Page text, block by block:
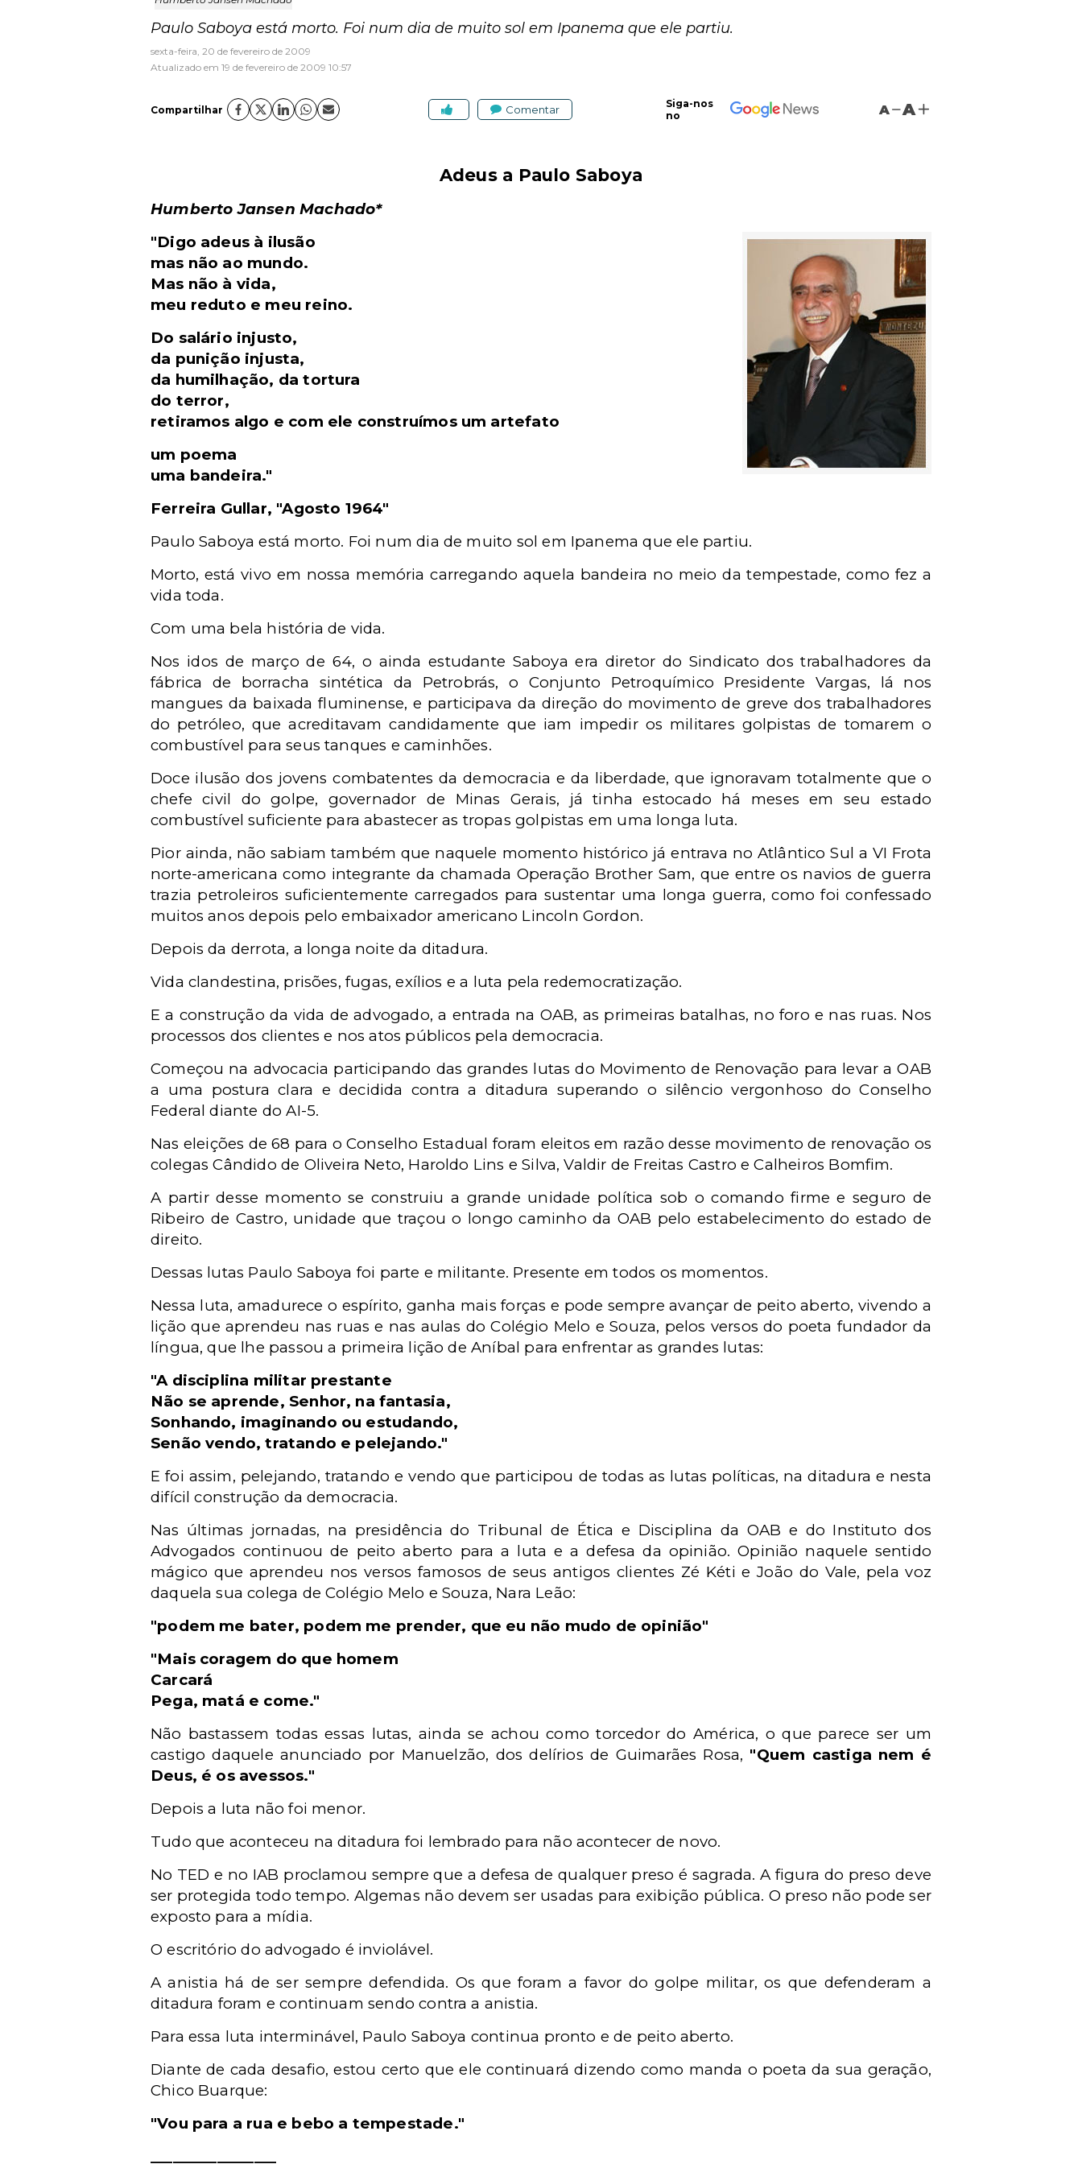
Paulo Saboya está morto. Foi num dia de muito sol em Ipanema que ele partiu.
sexta-feira, 20 de fevereiro de 2009
Atualizado em 19 de fevereiro de 2009 10:57
Compartilhar Comentar
Siga-nos
no
A A
Adeus a Paulo Saboya
Humberto Jansen Machado*
"Digo adeus à ilusão
mas não ao mundo.
Mas não à vida,
meu reduto e meu reino.
Do salário injusto,
da punição injusta,
da humilhação, da tortura
do terror,
retiramos algo e com ele construímos um artefato
um poema
uma bandeira."
Ferreira Gullar, "Agosto 1964"
Paulo Saboya está morto. Foi num dia de muito sol em Ipanema que ele partiu.
Morto, está vivo em nossa memória carregando aquela bandeira no meio da tempestade, como fez a
vida toda.
Com uma bela história de vida.
Nos idos de março de 64, o ainda estudante Saboya era diretor do Sindicato dos trabalhadores da
fábrica de borracha sintética da Petrobrás, o Conjunto Petroquímico Presidente Vargas, lá nos
mangues da baixada fluminense, e participava da direção do movimento de greve dos trabalhadores
do petróleo, que acreditavam candidamente que iam impedir os militares golpistas de tomarem o
combustível para seus tanques e caminhões.
Doce ilusão dos jovens combatentes da democracia e da liberdade, que ignoravam totalmente que o
chefe civil do golpe, governador de Minas Gerais, já tinha estocado há meses em seu estado
combustível suficiente para abastecer as tropas golpistas em uma longa luta.
Pior ainda, não sabiam também que naquele momento histórico já entrava no Atlântico Sul a VI Frota
norte-americana como integrante da chamada Operação Brother Sam, que entre os navios de guerra
trazia petroleiros suficientemente carregados para sustentar uma longa guerra, como foi confessado
muitos anos depois pelo embaixador americano Lincoln Gordon.
Depois da derrota, a longa noite da ditadura.
Vida clandestina, prisões, fugas, exílios e a luta pela redemocratização.
E a construção da vida de advogado, a entrada na OAB, as primeiras batalhas, no foro e nas ruas. Nos
processos dos clientes e nos atos públicos pela democracia.
Começou na advocacia participando das grandes lutas do Movimento de Renovação para levar a OAB
a uma postura clara e decidida contra a ditadura superando o silêncio vergonhoso do Conselho
Federal diante do AI-5.
Nas eleições de 68 para o Conselho Estadual foram eleitos em razão desse movimento de renovação os
colegas Cândido de Oliveira Neto, Haroldo Lins e Silva, Valdir de Freitas Castro e Calheiros Bomfim.
A partir desse momento se construiu a grande unidade política sob o comando firme e seguro de
Ribeiro de Castro, unidade que traçou o longo caminho da OAB pelo estabelecimento do estado de
direito.
Dessas lutas Paulo Saboya foi parte e militante. Presente em todos os momentos.
Nessa luta, amadurece o espírito, ganha mais forças e pode sempre avançar de peito aberto, vivendo a
lição que aprendeu nas ruas e nas aulas do Colégio Melo e Souza, pelos versos do poeta fundador da
língua, que lhe passou a primeira lição de Aníbal para enfrentar as grandes lutas:
"A disciplina militar prestante
Não se aprende, Senhor, na fantasia,
Sonhando, imaginando ou estudando,
Senão vendo, tratando e pelejando."
E foi assim, pelejando, tratando e vendo que participou de todas as lutas políticas, na ditadura e nesta
difícil construção da democracia.
Nas últimas jornadas, na presidência do Tribunal de Ética e Disciplina da OAB e do Instituto dos
Advogados continuou de peito aberto para a luta e a defesa da opinião. Opinião naquele sentido
mágico que aprendeu nos versos famosos de seus antigos clientes Zé Kéti e João do Vale, pela voz
daquela sua colega de Colégio Melo e Souza, Nara Leão:
"podem me bater, podem me prender, que eu não mudo de opinião"
"Mais coragem do que homem
Carcará
Pega, matá e come."
Não bastassem todas essas lutas, ainda se achou como torcedor do América, o que parece ser um
castigo daquele anunciado por Manuelzão, dos delírios de Guimarães Rosa, "Quem castiga nem é
Deus, é os avessos."
Depois a luta não foi menor.
Tudo que aconteceu na ditadura foi lembrado para não acontecer de novo.
No TED e no IAB proclamou sempre que a defesa de qualquer preso é sagrada. A figura do preso deve
ser protegida todo tempo. Algemas não devem ser usadas para exibição pública. O preso não pode ser
exposto para a mídia.
O escritório do advogado é inviolável.
A anistia há de ser sempre defendida. Os que foram a favor do golpe militar, os que defenderam a
ditadura foram e continuam sendo contra a anistia.
Para essa luta interminável, Paulo Saboya continua pronto e de peito aberto.
Diante de cada desafio, estou certo que ele continuará dizendo como manda o poeta da sua geração,
Chico Buarque:
"Vou para a rua e bebo a tempestade."